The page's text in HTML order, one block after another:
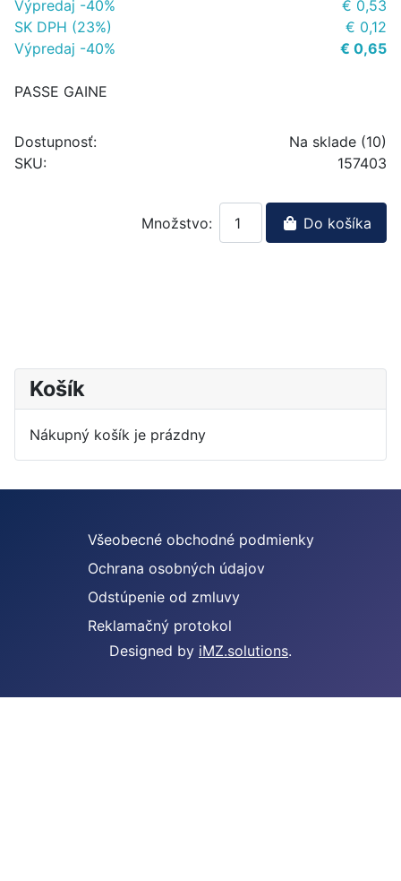
Výpredaj -40%
€ 0,53
SK DPH (23%)
€ 0,12
Výpredaj -40%
€ 0,65
PASSE GAINE
Dostupnosť:
Na sklade (10)
SKU:
157403
Množstvo: Do košíka
Košík
Nákupný košík je prázdny
Všeobecné obchodné podmienky
Ochrana osobných údajov
Odstúpenie od zmluvy
Reklamačný protokol
Designed by iMZ.solutions.